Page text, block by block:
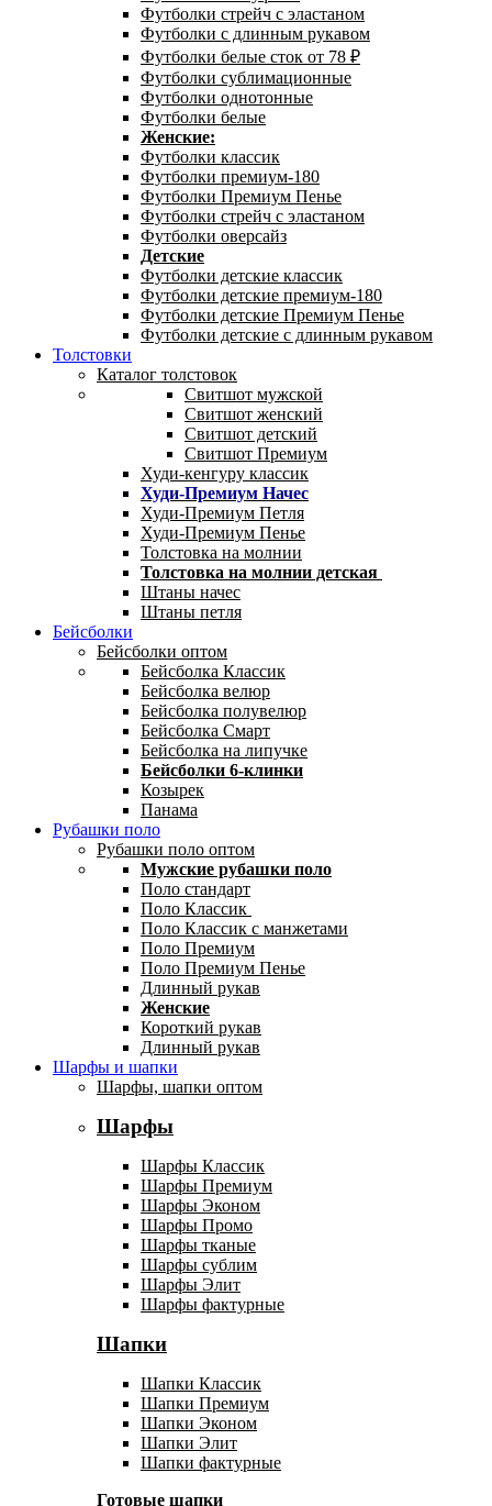
Футболки стрейч с эластаном
Футболки с длинным рукавом
Футболки белые сток от 78 ₽
Футболки сублимационные
Футболки однотонные
Футболки белые
Женские:
Футболки классик
Футболки премиум-180
Футболки Премиум Пенье
Футболки стрейч с эластаном
Футболки оверсайз
Детские
Футболки детские классик
Футболки детские премиум-180
Футболки детские Премиум Пенье
Футболки детские с длинным рукавом
Толстовки
Каталог толстовок
Свитшот мужской
Свитшот женский
Свитшот детский
Свитшот Премиум
Худи-кенгуру классик
Худи-Премиум Начес
Худи-Премиум Петля
Худи-Премиум Пенье
Толстовка на молнии
Толстовка на молнии детская
Штаны начес
Штаны петля
Бейсболки
Бейсболки оптом
Бейсболка Классик
Бейсболка велюр
Бейсболка полувелюр
Бейсболка Смарт
Бейсболка на липучке
Бейсболки 6-клинки
Козырек
Панама
Рубашки поло
Рубашки поло оптом
Мужские рубашки поло
Поло стандарт
Поло Классик
Поло Классик с манжетами
Поло Премиум
Поло Премиум Пенье
Длинный рукав
Женские
Короткий рукав
Длинный рукав
Шарфы и шапки
Шарфы, шапки оптом
Шарфы
Шарфы Классик
Шарфы Премиум
Шарфы Эконом
Шарфы Промо
Шарфы тканые
Шарфы сублим
Шарфы Элит
Шарфы фактурные
Шапки
Шапки Классик
Шапки Премиум
Шапки Эконом
Шапки Элит
Шапки фактурные
Готовые шапки